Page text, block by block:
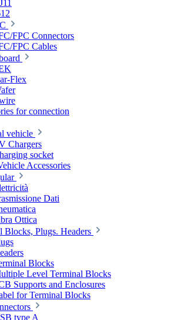
FPC Connectors
FPC Cables
Flex
for connection
vehicle
Chargers
socket
Accessories
Dati
Ottica
Blocks, Plugs. Headers
Blocks
Level Terminal Blocks
Supports and Enclosures
for Terminal Blocks
type A